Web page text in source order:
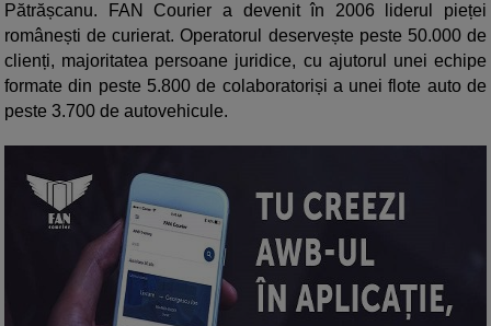
Pătrășcanu. FAN Courier a devenit în 2006 liderul pieței
românești de curierat. Operatorul deservește peste 50.000 de
clienți, majoritatea persoane juridice, cu ajutorul unei echipe
formate din peste 5.800 de colaboratoriși a unei flote auto de
peste 3.700 de autovehicule.